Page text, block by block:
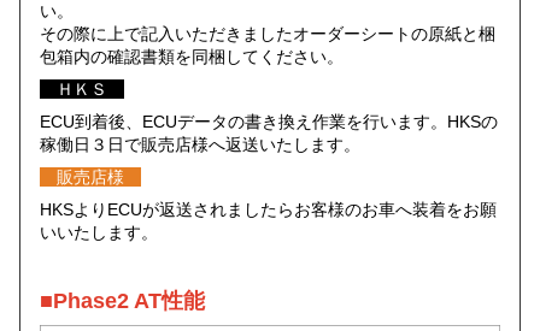
い。
その際に上で記入いただきましたオーダーシートの原紙と梱
包箱内の確認書類を同梱してください。
ＨＫＳ
ECU到着後、ECUデータの書き換え作業を行います。HKSの
稼働日３日で販売店様へ返送いたします。
販売店様
HKSよりECUが返送されましたらお客様のお車へ装着をお願
いいたします。
■Phase2 AT性能